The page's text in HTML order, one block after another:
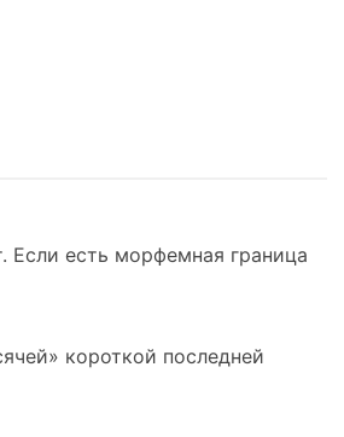
есть морфемная граница
короткой последней